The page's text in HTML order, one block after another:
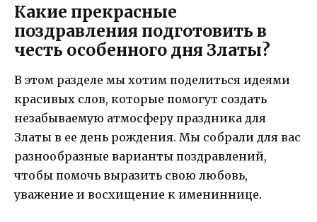
Какие прекрасные
поздравления подготовить в
честь особенного дня Златы?
В этом разделе мы хотим поделиться идеями
красивых слов, которые помогут создать
незабываемую атмосферу праздника для
Златы в ее день рождения. Мы собрали для вас
разнообразные варианты поздравлений,
чтобы помочь выразить свою любовь,
уважение и восхищение к имениннице.